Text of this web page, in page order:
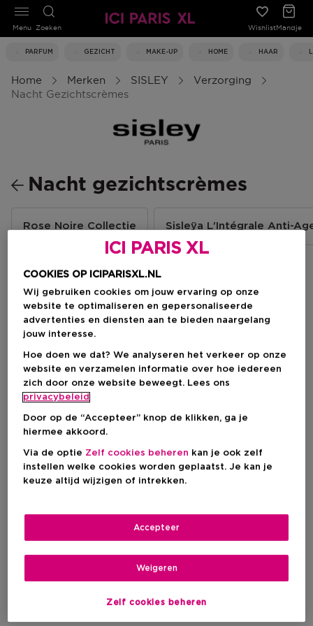
Zoeken WishlistMandje
PARFUM GEZICHT MAKE-UP HOME HAAR
Menu
Home Merken SISLEY
Verzorging
Nacht Gezichtscrèmes
Nacht gezichtscrèmes
Rose Noire Collectie Sisleÿa L'Intégrale Anti-
Filteren
Supremÿa
Anti-Agingscrème Met
Regeneratieve Kracht Voor
Supremÿa
Voorbereidende Lotion En
Anti-Aging Nachtverzorging
ICI PARIS XL
COOKIES OP ICIPARISXL.NL
Wij gebruiken cookies om jouw ervaring op onze
website te optimaliseren en gepersonaliseerde
advertenties en diensten aan te bieden naargelang
jouw interesse.
Hoe doen we dat? We analyseren het verkeer op onze
website en verzamelen informatie over hoe iedereen
zich door onze website beweegt. Lees ons
privacybeleid
Door op de “Accepteer” knop de klikken, ga je
hiermee akkoord.
Via de optie Zelf cookies beheren kan je ook zelf
instellen welke cookies worden geplaatst. Je kan je
keuze altijd wijzigen of intrekken.
Zelf cookies beheren
Weigeren
Accepteer